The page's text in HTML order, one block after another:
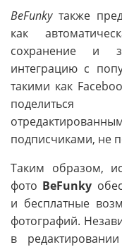
BeFunkyтакже
как
сохранение и
интеграцию с
такими как
поделиться
подписчиками, не
Таким образом,
фото BeFunky
и бесплатные
фотографий.
в